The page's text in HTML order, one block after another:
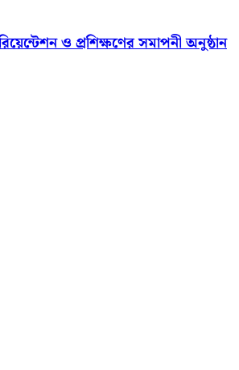
ও প্রশিক্ষণের সমাপনী অনুষ্ঠান